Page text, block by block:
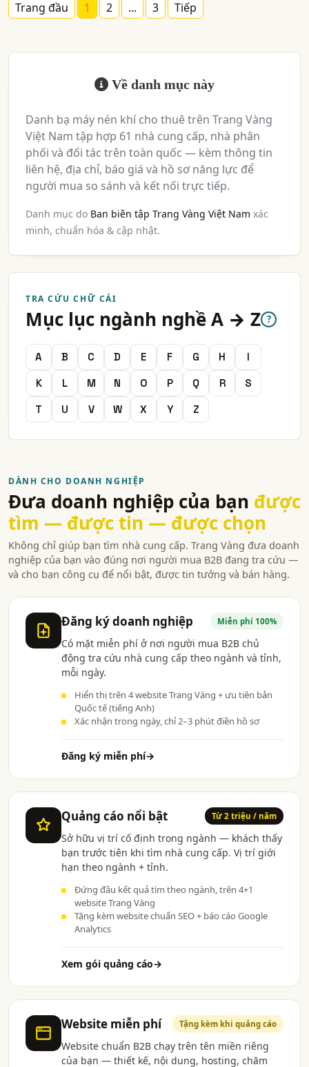
Trang đầu 1 2 ... 3 Tiếp
Về danh mục này
Danh bạ máy nén khí cho thuê trên Trang Vàng
Việt Nam tập hợp 61 nhà cung cấp, nhà phân
phối và đối tác trên toàn quốc — kèm thông tin
liên hệ, địa chỉ, báo giá và hồ sơ năng lực để
người mua so sánh và kết nối trực tiếp.
Danh mục do Ban biên tập Trang Vàng Việt Nam xác
minh, chuẩn hóa & cập nhật.
TRA CỨU CHỮ CÁI
Mục lục ngành nghề A → Z ?
A B C D E F G H
I
K
L M N O P Q R
S
T
U V W X Y Z
DÀNH CHO DOANH NGHIỆP
Đưa doanh nghiệp của bạn được
tìm — được tin — được chọn
Không chỉ giúp bạn tìm nhà cung cấp. Trang Vàng đưa doanh
nghiệp của bạn vào đúng nơi người mua B2B đang tra cứu —
và cho bạn công cụ để nổi bật, được tin tưởng và bán hàng.
Đăng ký doanh nghiệp Miễn phí 100%
Có mặt miễn phí ở nơi người mua B2B chủ
động tra cứu nhà cung cấp theo ngành và tỉnh,
mỗi ngày.
Hiển thị trên 4 website Trang Vàng + ưu tiên bản
Quốc tế (tiếng Anh)
Xác nhận trong ngày, chỉ 2–3 phút điền hồ sơ
Đăng ký miễn phí→
Quảng cáo nổi bật Từ 2 triệu / năm
Sở hữu vị trí cố định trong ngành — khách thấy
bạn trước tiên khi tìm nhà cung cấp. Vị trí giới
hạn theo ngành + tỉnh.
Đứng đầu kết quả tìm theo ngành, trên 4+1
website Trang Vàng
Tặng kèm website chuẩn SEO + báo cáo Google
Analytics
Xem gói quảng cáo→
Website miễn phí Tặng kèm khi quảng cáo
Website chuẩn B2B chạy trên tên miền riêng
của bạn — thiết kế, nội dung, hosting, chăm